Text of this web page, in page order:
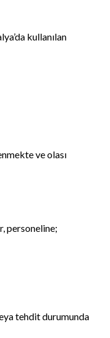
kullanılan
ve olası
personeline;
tehdit durumunda